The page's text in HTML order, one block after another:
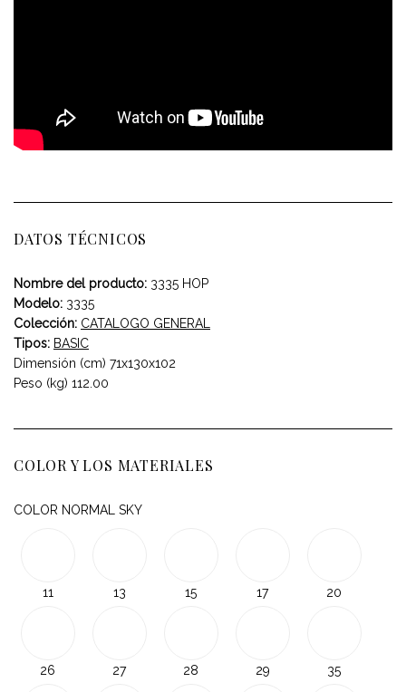
DATOS TÉCNICOS
Nombre del producto: 3335 HOP
Modelo: 3335
Colección: CATALOGO GENERAL
Tipos: BASIC
Dimensión (cm) 71x130x102
Peso (kg) 112.00
COLOR Y LOS MATERIALES
COLOR NORMAL SKY
11 13 15 17 20
26 27 28 29 35